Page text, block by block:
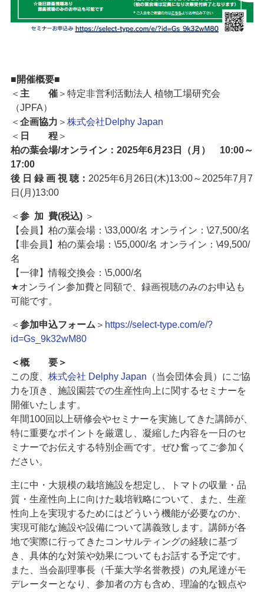
■開催概要■
＜ 主 催＞特定非営利活動法人 植物工場研究会
（JPFA）
＜ 企画協力 ＞ 株式会社Delphy Japan
＜ 日 程＞
柏の葉会場/オンライン：2025年6月23日（月） 10:00～
17:00
後 日 録 画 視 聴： 2025年6月26日(木)13:00～2025年7月7
日(月)13:00
＜ 参 加 費(税込) ＞
【会員】柏の葉会場：\33,000/名 オンライン：\27,500/名
【非会員】柏の葉会場：\55,000/名 オンライン：\49,500/
名
【一律】情報交換会：\5,000/名
★オンライン参加費と同額で、録画視聴のみのお申込も
可能です。
＜ 参加申込フォーム ＞ https://select-type.com/e/?
id=Gs_9k32wM80
＜概 要＞
この度、 株式会社 Delphy Japan （当会団体会員）にご協
力を頂き、施設園芸での生産性向上に関するセミナーを
開催いたします。
年間100回以上研修会やセミナーを実施してきた講師が、
特に重要なポイントを厳選し、凝縮した内容を一日のセ
ミナーでお伝えする特別企画です。ぜひ奮ってご参加く
ださい。
主に中・大規模の栽培施設を想定し、トマトの収量・品
質・生産性向上に向けた栽培戦略について、また、生産
性向上を実現するためにはどういう機能が必要なのか、
実現可能な施設や設備について講義致します。講師が各
地で実際に行ってきたコンサルティングの経験に基づ
き、具体的な対策や効果についてもお話する予定です。
また、当会副理事長（千葉大学名誉教授）の丸尾達がモ
デレーターとなり、参加者の方も含め、理論的な観点や